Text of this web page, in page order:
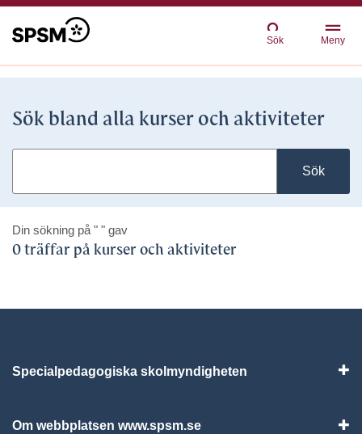
Sök Meny
Sök bland alla kurser och aktiviteter
Sök
Din sökning på " " gav
0 träffar på kurser och aktiviteter
Specialpedagogiska skolmyndigheten
Om webbplatsen www.spsm.se